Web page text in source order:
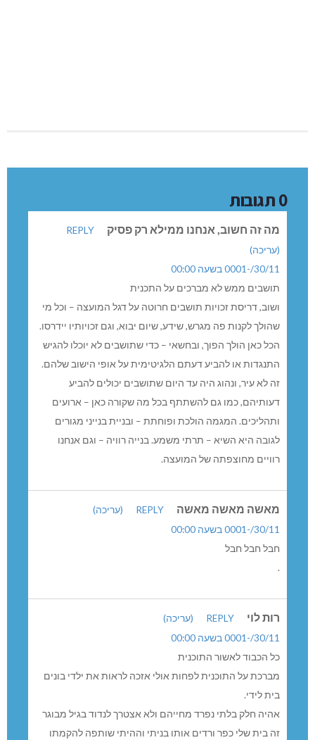
0 תגובות
מה זה חשוב, אנחנו ממילא רק פסיק
REPLY
(עריכה)
30/11/-0001 בשעה 00:00
תושבים ממש לא מברכים על התכנית
ושוב, דריסת זכויות תושבים חרוטה על דגל המועצה – וכל מי
שהולך לקנות פה מגרש, שידע, שיום יבוא, וגם זכויותיו יידרסו.
הכל כאן הולך הפוך, ובחשאי – כדי שתושבים לא יוכלו להגיש
התנגדות או להביע דעתם הלגיטימית על אופי הישוב שלהם.
זה לא עיר, ונהוג היה עד היום שתושבים יכולים להביע
דעותיהם, כמו גם להשתתף בכל מה שקורה כאן – ארועים
ותהליכים. המגמה הולכת ופוחתת – ובניית בנייני מגורים
לגובה היא השיא – תרתי משמע. בנייה רוויה – וגם אנחנו
רוויים מחוצפתה של המועצה.
מאשה מאשה מאשה REPLY
(עריכה)
30/11/-0001 בשעה 00:00
חבל חבל חבל
.
רות לוי REPLY
(עריכה)
30/11/-0001 בשעה 00:00
כל הכבוד לאשור התוכנית
מברכת על התוכנית לפחות אולי אזכה לראות את ילדי בונים
בית לידי.
אהיה חלק בלתי נפרד מחייהם ולא אצטרך לנדוד בגיל מבוגר
זה בית שלי כפר ורדים אותו בניתי וההיתי שותפה להקמתו